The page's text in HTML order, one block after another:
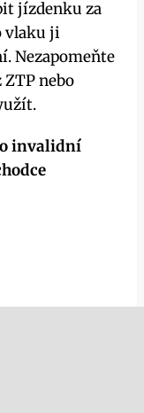
jízdenku za
vlaku ji
Nezapomeňte
nebo
invalidní